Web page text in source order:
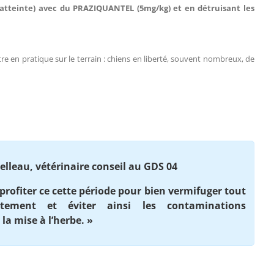
avec du PRAZIQUANTEL (5mg/kg) et en détruisant les
en pratique sur le terrain : chiens en liberté, souvent nombreux, de
vétérinaire conseil au GDS 04
ce cette période pour bien vermifuger tout
et éviter ainsi les contaminations
mise à l’herbe. »